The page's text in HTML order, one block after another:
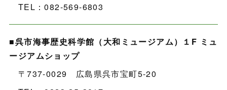
TEL：082-569-6803
■呉市海事歴史科学館（大和ミュージアム）
１F ミュ
ージアムショップ
〒737-0029 広島県呉市宝町5-20